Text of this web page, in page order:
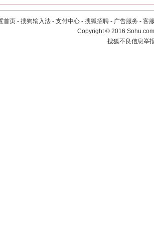
首页 - 搜狗输入法 - 支付中心 - 搜狐招聘 - 广告服务 - 客
Copyright©2016
搜狐不良信息举